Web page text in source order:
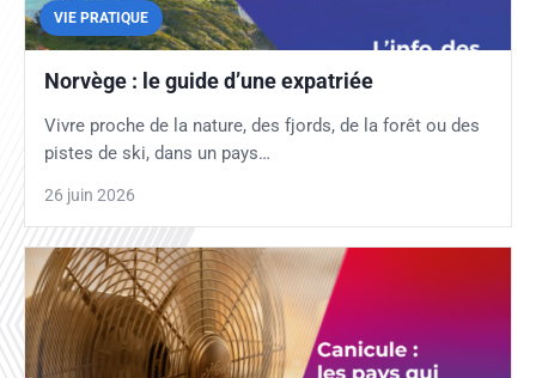
VIE PRATIQUE
Norvège : le guide d’une expatriée
Vivre proche de la nature, des fjords, de la forêt ou des
pistes de ski, dans un pays…
26 juin 2026